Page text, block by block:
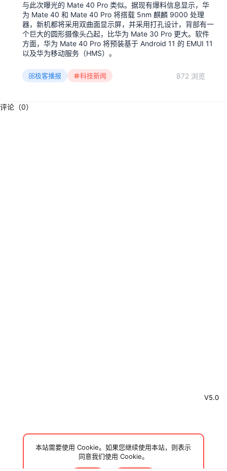
与此次曝光的 Mate 40 Pro 类似。据现有爆料信息显示，华
为 Mate 40 和 Mate 40 Pro 将搭载 5nm 麒麟 9000 处理
器，新机都将采用双曲面显示屏，并采用打孔设计，背部有一
个巨大的圆形摄像头凸起，比华为 Mate 30 Pro 更大。软件
方面，华为 Mate 40 Pro 将预装基于 Android 11 的 EMUI 11
以及华为移动服务（HMS）。
极客播报 科技新闻 872 浏览
评论（0）
V5.0
本站需要使用 Cookie。如果您继续使用本站，则表示
同意我们使用 Cookie。